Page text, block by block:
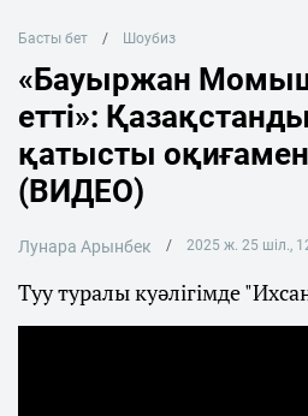
Басты бет Шоубиз
«Бауыржан
етті»:
қатысты оқиғамен
(ВИДЕО)
Лунара Арынбек 2025 ж. 25 шіл.,
Туу туралы куәлігімде